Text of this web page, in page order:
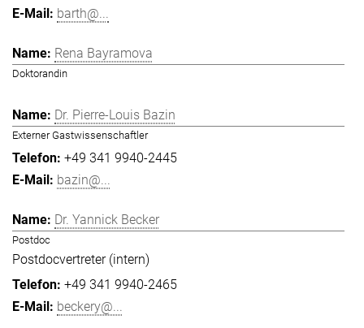
barth@...
Rena Bayramova
Doktorandin
Dr. Pierre-Louis Bazin
Externer Gastwissenschaftler
+49 341 9940-2445
bazin@...
Dr. Yannick Becker
Postdoc
Postdocvertreter (intern)
+49 341 9940-2465
beckery@...